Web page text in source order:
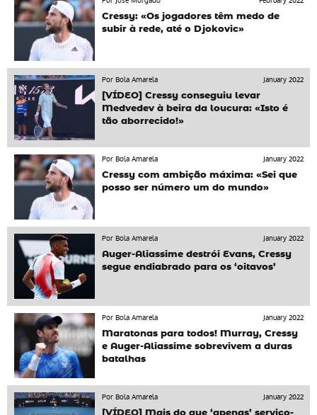
Cressy: «Os jogadores têm medo de
subir à rede, até o Djokovic»
Por Bola Amarela
January 2022
[VÍDEO] Cressy conseguiu levar
Medvedev à beira da loucura: «Isto é
tão aborrecido!»
Por Bola Amarela
January 2022
Cressy com ambição máxima: «Sei que
posso ser número um do mundo»
Por Bola Amarela
January 2022
Auger-Aliassime destrói Evans, Cressy
segue endiabrado para os ‘oitavos’
Por Bola Amarela
January 2022
Maratonas para todos! Murray, Cressy
e Auger-Aliassime sobrevivem a duras
batalhas
Por Bola Amarela
January 2022